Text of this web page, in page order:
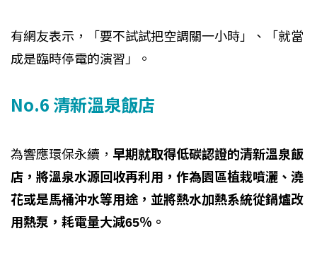
有網友表示，「要不試試把空調關一小時」、「就當
成是臨時停電的演習」。
No.6 清新溫泉飯店
為響應環保永續， 早期就取得低碳認證的清新溫泉飯
店，將溫泉水源回收再利用，作為園區植栽噴灑、澆
花或是馬桶沖水等用途，並將熱水加熱系統從鍋爐改
用熱泵，耗電量大減65％。